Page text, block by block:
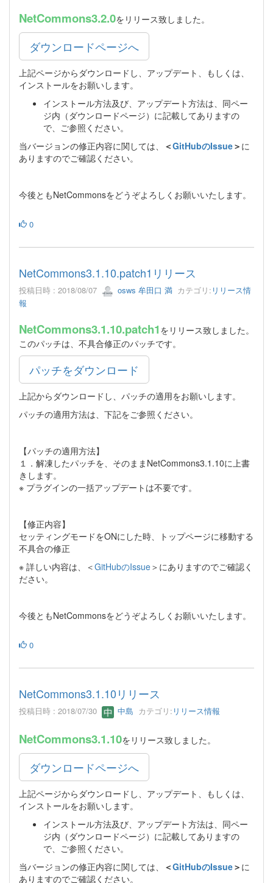
NetCommons3.2.0をリリース致しました。
ダウンロードページへ
上記ページからダウンロードし、アップデート、もしくは、
インストールをお願いします。
インストール方法及び、アップデート方法は、同ペー
ジ内（ダウンロードページ）に記載してありますの
で、ご参照ください。
当バージョンの修正内容に関しては、
＜GitHubのIssue＞ に
ありますのでご確認ください。
今後ともNetCommonsをどうぞよろしくお願いいたします。
0
NetCommons3.1.10.patch1リリース
投稿日時 : 2018/08/07 osws 牟田口 満 カテゴリ: リリース情
報
NetCommons3.1.10.patch1 をリリース致しました。
このパッチは、不具合修正のパッチです。
パッチをダウンロード
上記からダウンロードし、パッチの適用をお願いします。
パッチの適用方法は、下記をご参照ください。
【パッチの適用方法】
１．解凍したパッチを、そのままNetCommons3.1.10に上書
きします。
※ プラグインの一括アップデートは不要です。
【修正内容】
セッティングモードをONにした時、トップページに移動する
不具合の修正
※ 詳しい内容は、＜GitHubのIssue＞にありますのでご確認く
ださい。
今後ともNetCommonsをどうぞよろしくお願いいたします。
0
NetCommons3.1.10リリース
投稿日時 : 2018/07/30 中島 カテゴリ: リリース情報
NetCommons3.1.10をリリース致しました。
ダウンロードページへ
上記ページからダウンロードし、アップデート、もしくは、
インストールをお願いします。
インストール方法及び、アップデート方法は、同ペー
ジ内（ダウンロードページ）に記載してありますの
で、ご参照ください。
当バージョンの修正内容に関しては、
＜GitHubのIssue＞ に
ありますのでご確認ください。